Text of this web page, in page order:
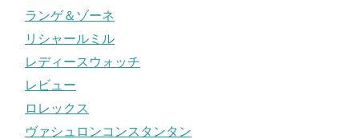
ランゲ＆ゾーネ
リシャールミル
レディースウォッチ
レビュー
ロレックス
ヴァシュロンコンスタンタン